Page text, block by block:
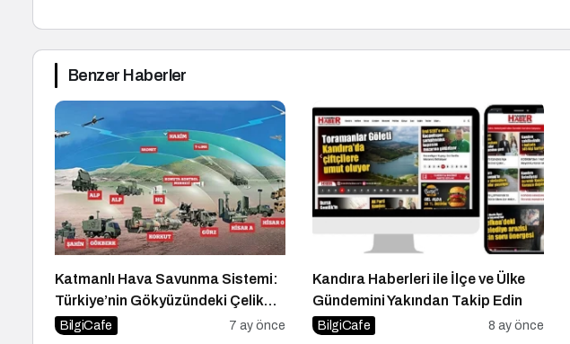
Benzer Haberler
Katmanlı Hava Savunma Sistemi:
Türkiye’nin Gökyüzündeki Çelik
Kubbesi
BilgiCafe 7 ay önce
Kandıra Haberleri ile İlçe ve Ülke
Gündemini Yakından Takip Edin
BilgiCafe 8 ay önce